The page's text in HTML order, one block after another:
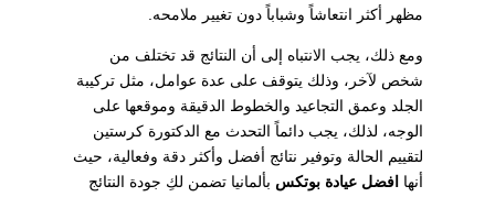
مظهر أكثر انتعاشاً وشباباً دون تغيير ملامحه.
ومع ذلك، يجب الانتباه إلى أن النتائج قد تختلف من
شخص لآخر، وذلك يتوقف على عدة عوامل، مثل تركيبة
الجلد وعمق التجاعيد والخطوط الدقيقة وموقعها على
الوجه، لذلك، يجب دائماً التحدث مع الدكتورة كرستين
لتقييم الحالة وتوفير نتائج أفضل وأكثر دقة وفعالية، حيث
أنها افضل عيادة بوتكس بألمانيا تضمن لكِ جودة النتائج